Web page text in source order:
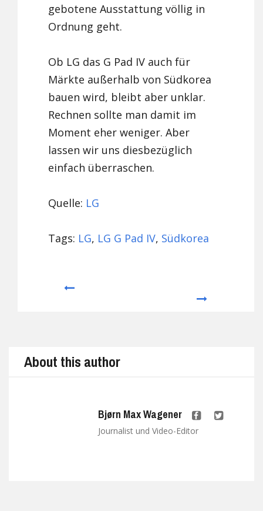
gebotene Ausstattung völlig in
Ordnung geht.
Ob LG das G Pad IV auch für
Märkte außerhalb von Südkorea
bauen wird, bleibt aber unklar.
Rechnen sollte man damit im
Moment eher weniger. Aber
lassen wir uns diesbezüglich
einfach überraschen.
Quelle: LG
Tags: LG, LG G Pad IV, Südkorea
About this author
Bjørn Max Wagener
Journalist und Video-Editor